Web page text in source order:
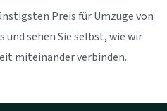
Preis für Umzüge von
und sehen Sie selbst, wie wir
miteinander verbinden.